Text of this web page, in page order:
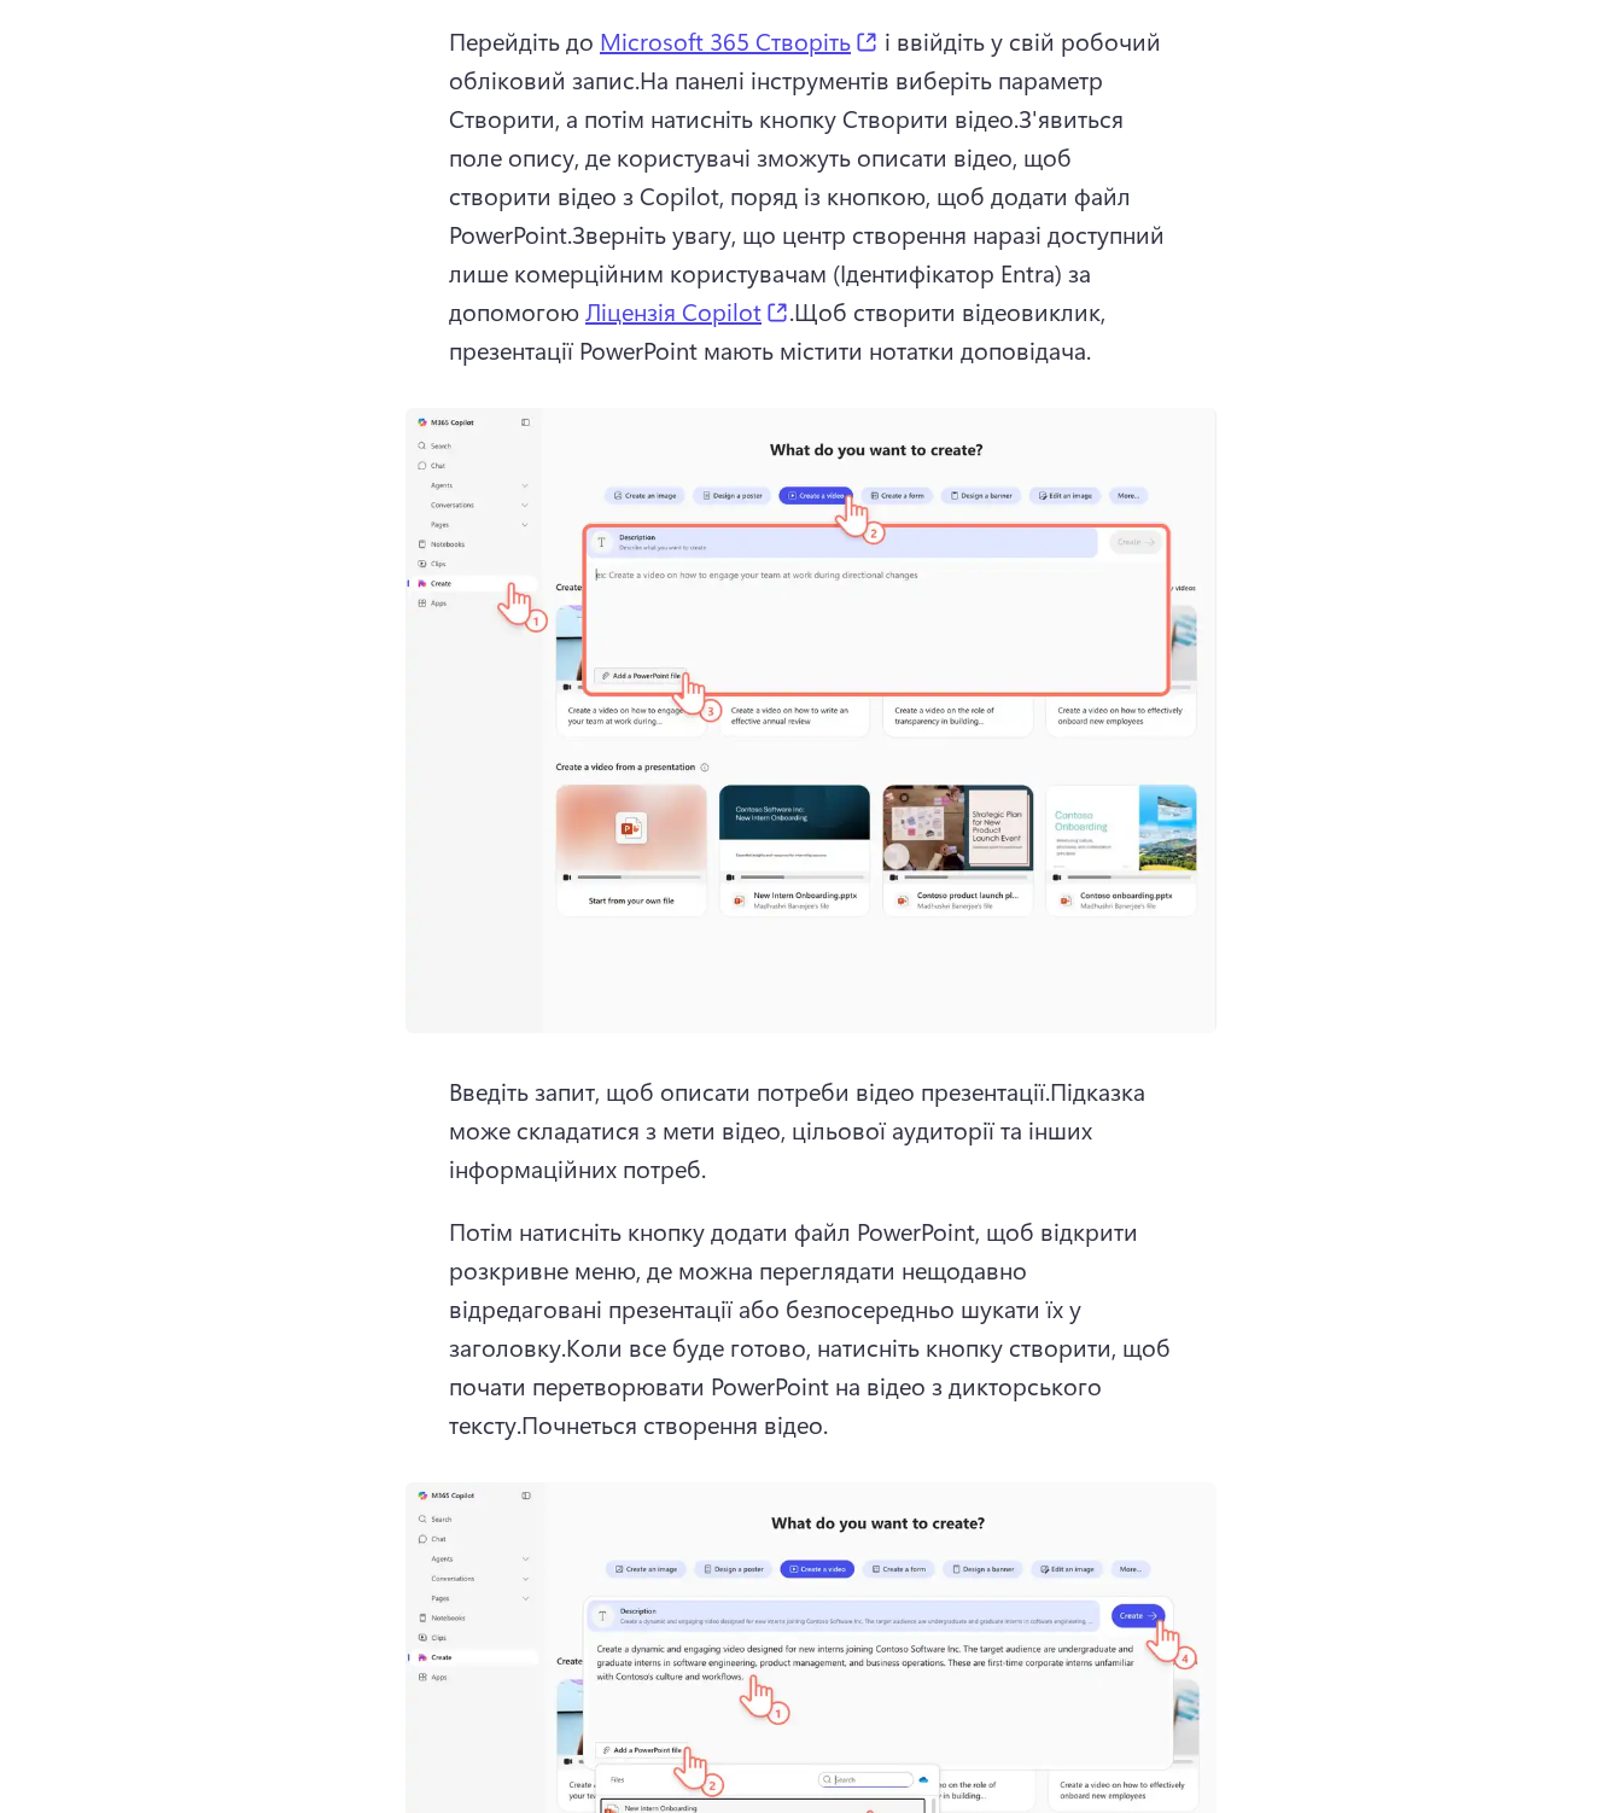
Перейдіть до Microsoft 365 Створіть (opens in a new tab)
і ввійдіть у свій робочий
обліковий запис.На панелі інструментів виберіть параметр
Створити, а потім натисніть кнопку Створити відео.З'явиться
поле опису, де користувачі зможуть описати відео, щоб
створити відео з Copilot, поряд із кнопкою, щоб додати файл
PowerPoint.Зверніть увагу, що центр створення наразі доступний
лише комерційним користувачам (Ідентифікатор Entra) за
допомогою Ліцензія Copilot (opens in a new tab)
.Щоб створити відеовиклик,
презентації PowerPoint мають містити нотатки доповідача.
Введіть запит, щоб описати потреби відео презентації.Підказка
може складатися з мети відео, цільової аудиторії та інших
інформаційних потреб.
Потім натисніть кнопку додати файл PowerPoint, щоб відкрити
розкривне меню, де можна переглядати нещодавно
відредаговані презентації або безпосередньо шукати їх у
заголовку.Коли все буде готово, натисніть кнопку створити, щоб
почати перетворювати PowerPoint на відео з дикторського
тексту.Почнеться створення відео.